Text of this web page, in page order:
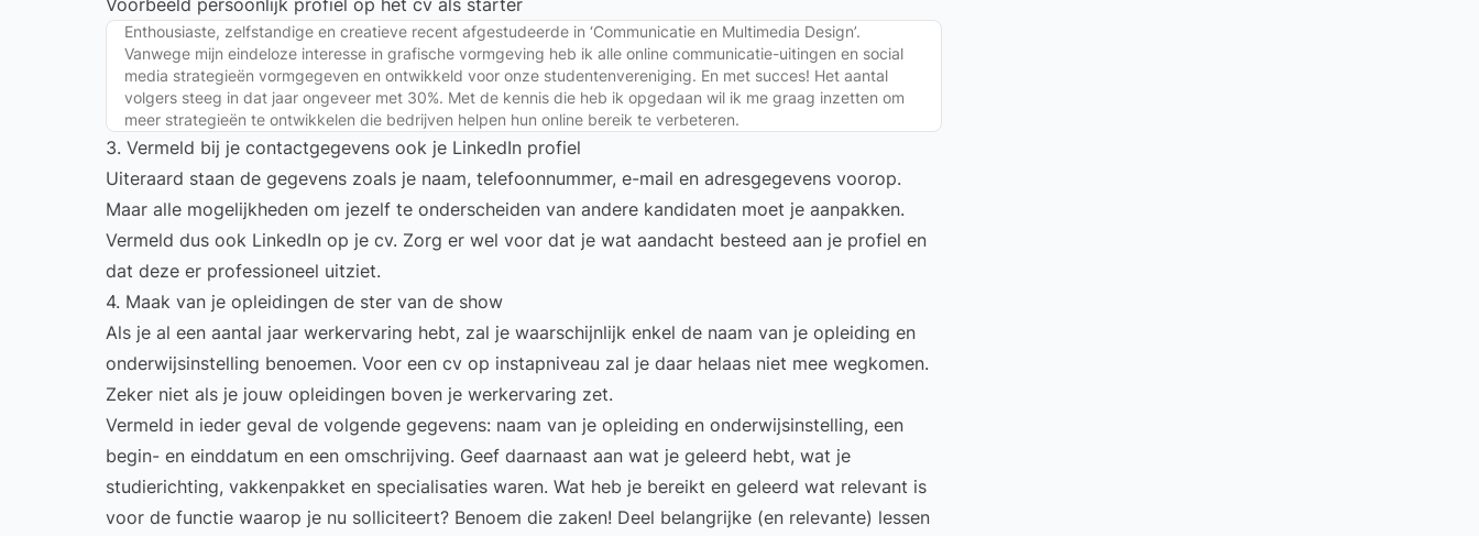
Voorbeeld persoonlijk profiel op het cv als starter
Enthousiaste, zelfstandige en creatieve recent afgestudeerde in ‘Communicatie en Multimedia Design’.
Vanwege mijn eindeloze interesse in grafische vormgeving heb ik alle online communicatie-uitingen en social
media strategieën vormgegeven en ontwikkeld voor onze studentenvereniging. En met succes! Het aantal
volgers steeg in dat jaar ongeveer met 30%. Met de kennis die heb ik opgedaan wil ik me graag inzetten om
meer strategieën te ontwikkelen die bedrijven helpen hun online bereik te verbeteren.
3. Vermeld bij je contactgegevens ook je LinkedIn profiel
Uiteraard staan de gegevens zoals je naam, telefoonnummer, e-mail en adresgegevens voorop.
Maar alle mogelijkheden om jezelf te onderscheiden van andere kandidaten moet je aanpakken.
Vermeld dus ook LinkedIn op je cv. Zorg er wel voor dat je wat aandacht besteed aan je profiel en
dat deze er professioneel uitziet.
4. Maak van je opleidingen de ster van de show
Als je al een aantal jaar werkervaring hebt, zal je waarschijnlijk enkel de naam van je opleiding en
onderwijsinstelling benoemen. Voor een cv op instapniveau zal je daar helaas niet mee wegkomen.
Zeker niet als je jouw opleidingen boven je werkervaring zet.
Vermeld in ieder geval de volgende gegevens: naam van je opleiding en onderwijsinstelling, een
begin- en einddatum en een omschrijving. Geef daarnaast aan wat je geleerd hebt, wat je
studierichting, vakkenpakket en specialisaties waren. Wat heb je bereikt en geleerd wat relevant is
voor de functie waarop je nu solliciteert? Benoem die zaken! Deel belangrijke (en relevante) lessen